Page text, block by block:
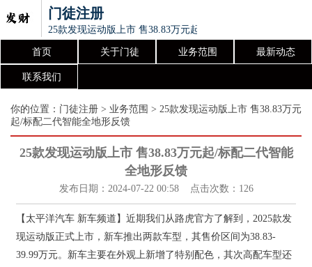
门徒注册
25款发现运动版上市 售38.83万元起/标配二代智能全地形反馈
首页 关于门徒 业务范围 最新动态
联系我们
你的位置： 门徒注册 > 业务范围 > 25款发现运动版上市 售38.83万元
起/标配二代智能全地形反馈
25款发现运动版上市 售38.83万元起/标配二代智能
全地形反馈
发布日期：2024-07-22 00:58 点击次数：126
【太平洋汽车 新车频道】近期我们从路虎官方了解到，2025款发
现运动版正式上市，新车推出两款车型，其售价区间为38.83-
39.99万元。新车主要在外观上新增了特别配色，其次高配车型还